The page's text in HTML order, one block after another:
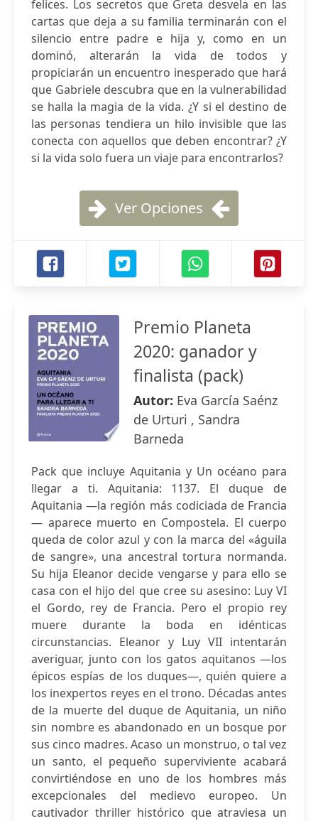
felices. Los secretos que Greta desvela en las
cartas que deja a su familia terminarán con el
silencio entre padre e hija y, como en un
dominó, alterarán la vida de todos y
propiciarán un encuentro inesperado que hará
que Gabriele descubra que en la vulnerabilidad
se halla la magia de la vida. ¿Y si el destino de
las personas tendiera un hilo invisible que las
conecta con aquellos que deben encontrar? ¿Y
si la vida solo fuera un viaje para encontrarlos?
Ver Opciones
Premio Planeta
2020: ganador y
finalista (pack)
Autor: Eva García Saénz
de Urturi , Sandra
Barneda
Pack que incluye Aquitania y Un océano para
llegar a ti. Aquitania: 1137. El duque de
Aquitania —la región más codiciada de Francia
— aparece muerto en Compostela. El cuerpo
queda de color azul y con la marca del «águila
de sangre», una ancestral tortura normanda.
Su hija Eleanor decide vengarse y para ello se
casa con el hijo del que cree su asesino: Luy VI
el Gordo, rey de Francia. Pero el propio rey
muere durante la boda en idénticas
circunstancias. Eleanor y Luy VII intentarán
averiguar, junto con los gatos aquitanos —los
épicos espías de los duques—, quién quiere a
los inexpertos reyes en el trono. Décadas antes
de la muerte del duque de Aquitania, un niño
sin nombre es abandonado en un bosque por
sus cinco madres. Acaso un monstruo, o tal vez
un santo, el pequeño superviviente acabará
convirtiéndose en uno de los hombres más
excepcionales del medievo europeo. Un
cautivador thriller histórico que atraviesa un